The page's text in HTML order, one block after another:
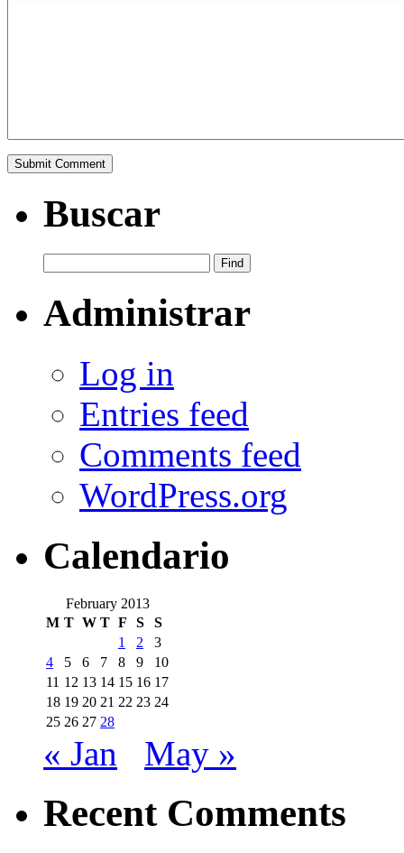
Buscar
Administrar
Log in
Entries feed
Comments feed
WordPress.org
Calendario
February 2013
M T W T F S
S
1
2
3
4
5 6 7 8 9
10
11 12 13 14 15 16 17
18 19 20 21 22 23 24
25 26 27 28
« Jan May »
Recent Comments